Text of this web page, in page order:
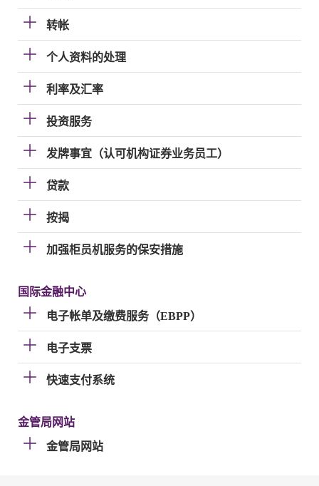
转帐
个人资料的处理
利率及汇率
投资服务
发牌事宜（认可机构证券业务员工）
贷款
按揭
加强柜员机服务的保安措施
国际金融中心
电子帐单及缴费服务（EBPP）
电子支票
快速支付系统
金管局网站
金管局网站